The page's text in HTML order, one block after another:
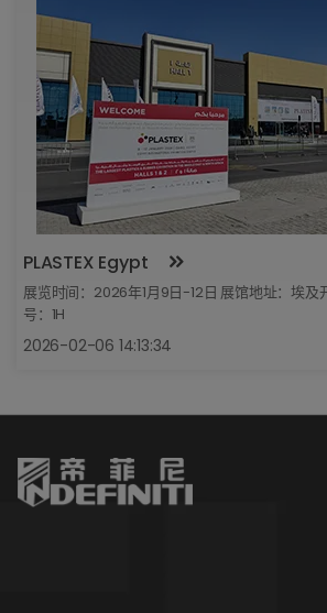
PLASTEX Egypt
展览时间：2026年1月9日-12日 展馆地址：埃及
号：1H
2026-02-06 14:13:34